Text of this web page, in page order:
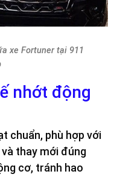
xe Fortuner tại 911
nhớt động
chuẩn, phù hợp với
và thay mới đúng
cơ, tránh hao